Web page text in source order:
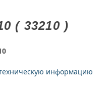
( 33210 )
информацию